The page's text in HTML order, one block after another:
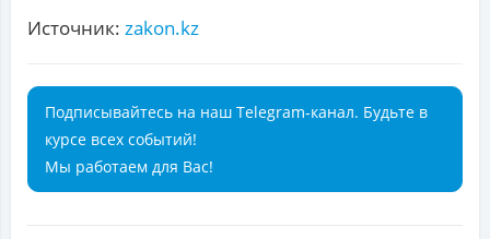
Источник: zakon.kz
Подписывайтесь на наш Telegram-канал. Будьте в
курсе всех событий!
Мы работаем для Вас!